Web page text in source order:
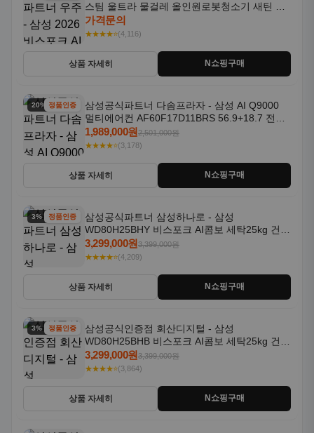
스팀 울트라 물걸레 올인원로봇청소기 새틴 차
콜 AAH
가격문의
★★★★⭐(4,116)
상품 자세히 N쇼핑구매
20% 할인정품인증
삼성공식파트너 다솜프라자 - 삼성 AI Q9000
멀티에어컨 AF60F17D11BRS 56.9+18.7 전국
기본설치포함
1,989,000원2,501,000원
★★★★⭐(3,178)
상품 자세히 N쇼핑구매
3% 할인정품인증
삼성공식파트너 삼성하나로 - 삼성
WD80H25BHY 비스포크 AI콤보 세탁25kg 건조
18kg 26년형 일체형 1등급
3,299,000원3,399,000원
★★★★⭐(4,209)
상품 자세히 N쇼핑구매
3% 할인정품인증
삼성공식인증점 회산디지털 - 삼성
WD80H25BHB 비스포크 AI콤보 세탁25kg 건조
18kg 26년형 일체형 1등급
3,299,000원3,399,000원
★★★★⭐(3,864)
상품 자세히 N쇼핑구매